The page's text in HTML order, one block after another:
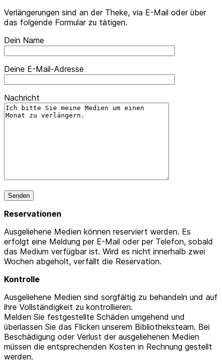
Verlängerungen sind an der Theke, via E-Mail oder über
das folgende Formular zu tätigen.
Dein Name
Deine E-Mail-Adresse
Nachricht
Reservationen
Ausgeliehene Medien können reserviert werden. Es
erfolgt eine Meldung per E-Mail oder per Telefon, sobald
das Medium verfügbar ist. Wird es nicht innerhalb zwei
Wochen abgeholt, verfällt die Reservation.
Kontrolle
Ausgeliehene Medien sind sorgfältig zu behandeln und auf
ihre Vollständigkeit zu kontrollieren.
Melden Sie festgestellte Schäden umgehend und
überlassen Sie das Flicken unserem Bibliotheksteam. Bei
Beschädigung oder Verlust der ausgeliehenen Medien
müssen die entsprechenden Kosten in Rechnung gestellt
werden.